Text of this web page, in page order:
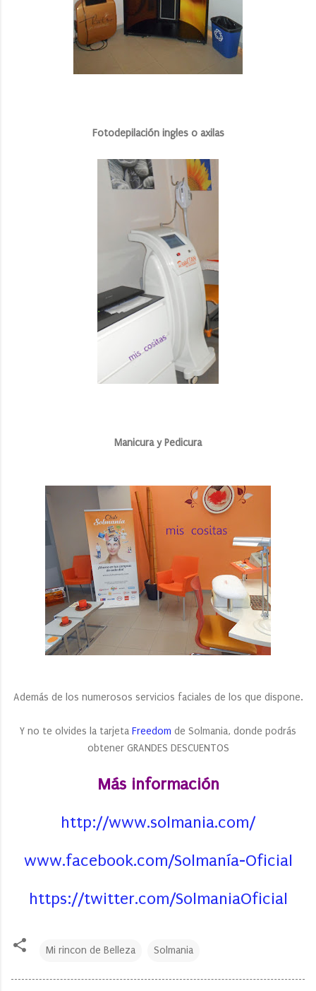
Fotodepilación ingles o axilas
Manicura y Pedicura
Además de los numerosos servicios faciales de los que dispone.
Y no te olvides la tarjeta Freedom de Solmania, donde podrás
obtener GRANDES DESCUENTOS
Más información
http://www.solmania.com/
www.facebook.com/Solmanía-Oficial
https://twitter.com/SolmaniaOficial
Mi rincon de Belleza Solmania